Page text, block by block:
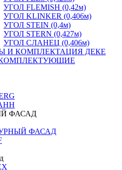
УГОЛ FLEMISH (0,42м)
УГОЛ KLINKER (0,406м)
УГОЛ STEIN (0,4м)
УГОЛ STERN (0,427м)
УГОЛ СЛАНЕЦ (0,406м)
И КОМПЛЕКТАЦИЯ ДЕКЕ
ФАСАД
ФАСАД